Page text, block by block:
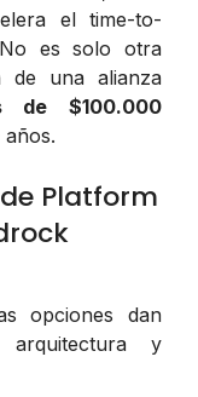
el time-to-
es solo otra
de una alianza
de $100.000
Platform
opciones dan
y